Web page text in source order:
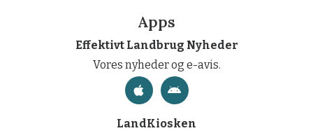
Apps
Effektivt Landbrug Nyheder
Vores nyheder og e-avis.
LandKiosken